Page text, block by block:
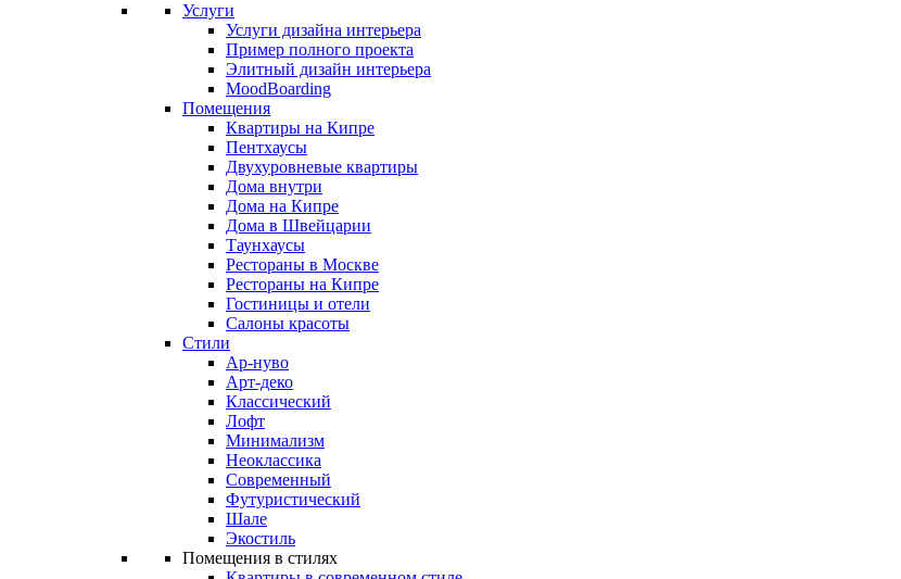
Услуги
Услуги дизайна интерьера
Пример полного проекта
Элитный дизайн интерьера
MoodBoarding
Помещения
Квартиры на Кипре
Пентхаусы
Двухуровневые квартиры
Дома внутри
Дома на Кипре
Дома в Швейцарии
Таунхаусы
Рестораны в Москве
Рестораны на Кипре
Гостиницы и отели
Салоны красоты
Стили
Ар-нуво
Арт-деко
Классический
Лофт
Минимализм
Неоклассика
Современный
Футуристический
Шале
Экостиль
Помещения в стилях